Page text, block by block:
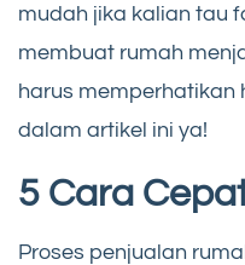
mudah jika kalian tau
membuat rumah
harus memperhatikan
dalam artikel ini ya!
5 Cara
Proses penjualan